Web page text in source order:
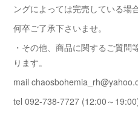
ングによっては完売している場
何卒ご了承下さいませ。
・その他、商品に関するご質
ります。
mail
tel 092-738-7727 (12:00～